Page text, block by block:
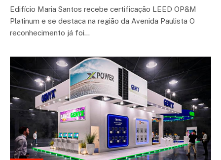
Edifício Maria Santos recebe certificação LEED OP&M
Platinum e se destaca na região da Avenida Paulista O
reconhecimento já foi…